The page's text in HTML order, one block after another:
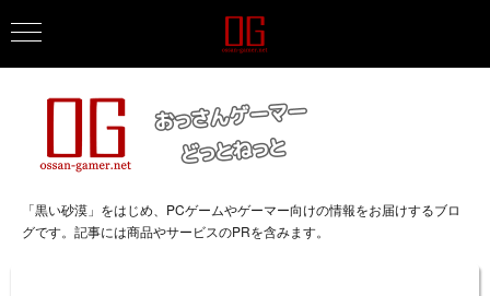
「黒い砂漠」をはじめ、PCゲームやゲーマー向けの情報をお届けするブロ
グです。記事には商品やサービスのPRを含みます。